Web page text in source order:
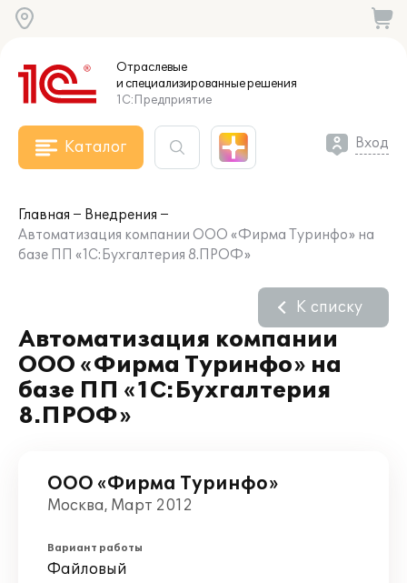
Отраслевые
и специализированныерешения
1С:Предприятие
Каталог Вход
Главная
Внедрения
Автоматизация компании ООО «Фирма Туринфо» на
базе ПП «1С:Бухгалтерия 8.ПРОФ»
Автоматизация компании
ООО «Фирма Туринфо» на
базе ПП «1С:Бухгалтерия
8.ПРОФ»
К списку
ООО «Фирма Туринфо»
Москва, Март 2012
Вариант работы
Файловый